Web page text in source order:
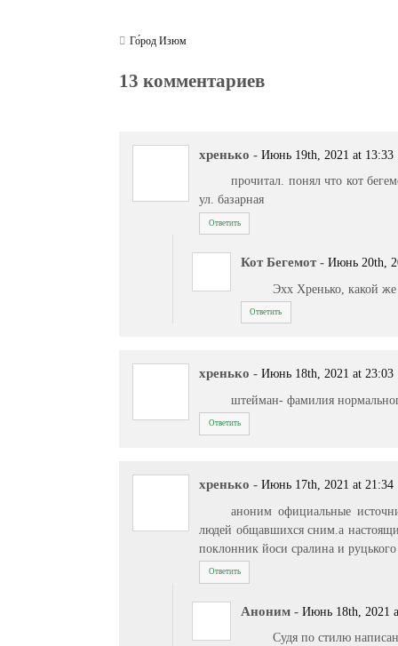
Го́род Изюм
13 комментариев
хренько - Июнь 19th, 2021 at 13:33
прочитал. понял что кот
ул. базарная
Ответить
Кот Бегемот - Июнь 20th,
Эхх Хренько, какой
Ответить
хренько - Июнь 18th, 2021 at 23:03
штейман- фамилия
Ответить
хренько - Июнь 17th, 2021 at 21:34
аноним официальные
людей общавшихся сним.а
поклонник йоси сралина и
Ответить
Аноним - Июнь 18th, 2021
Судя по стилю